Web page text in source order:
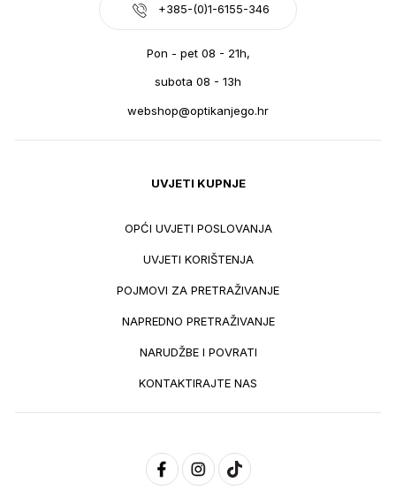
+385-(0)1-6155-346
Pon - pet 08 - 21h,
subota 08 - 13h
webshop@optikanjego.hr
UVJETI KUPNJE
OPĆI UVJETI POSLOVANJA
UVJETI KORIŠTENJA
POJMOVI ZA PRETRAŽIVANJE
NAPREDNO PRETRAŽIVANJE
NARUDŽBE I POVRATI
KONTAKTIRAJTE NAS